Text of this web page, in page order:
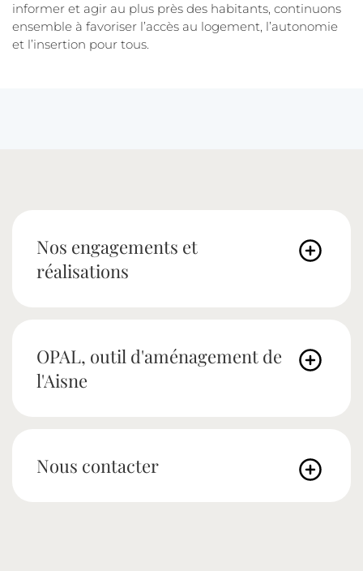
informer et agir au plus près des habitants, continuons
ensemble à favoriser l’accès au logement, l’autonomie
et l’insertion pour tous.
Nos engagements et
réalisations
OPAL, outil d'aménagement de
l'Aisne
Nous contacter